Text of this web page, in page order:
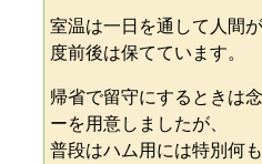
室温は一日を通して人間
度前後は保てています。
帰省で留守にするときは
ーを用意しましたが、
普段はハム用には特別何